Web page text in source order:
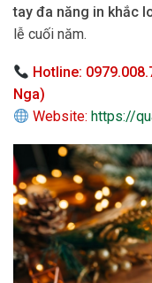
tay đa năng in khắc
lễ cuối năm.
Hotline:
Nga)
Website: https://